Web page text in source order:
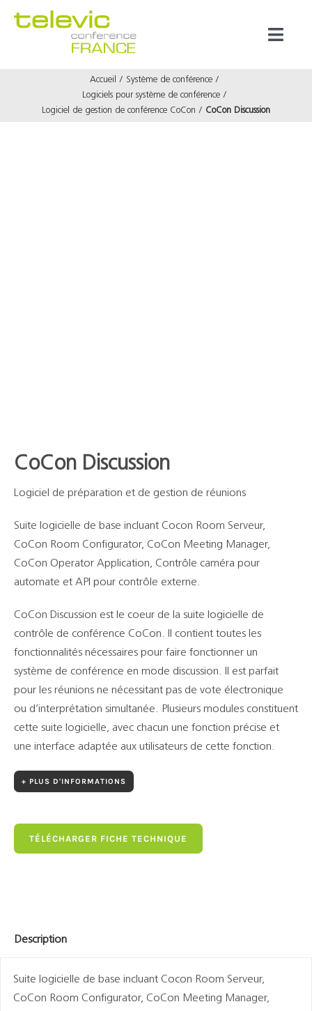
Accueil
Système de conférence
Logiciels pour système de conférence
Logiciel de gestion de conférence CoCon
CoCon Discussion
CoCon Discussion
Logiciel de préparation et de gestion de réunions
Suite logicielle de base incluant Cocon Room Serveur,
CoCon Room Configurator, CoCon Meeting Manager,
CoCon Operator Application, Contrôle caméra pour
automate et API pour contrôle externe.
CoCon Discussion est le coeur de la suite logicielle de
contrôle de conférence CoCon. Il contient toutes les
fonctionnalités nécessaires pour faire fonctionner un
système de conférence en mode discussion. Il est parfait
pour les réunions ne nécessitant pas de vote électronique
ou d’interprétation simultanée. Plusieurs modules constituent
cette suite logicielle, avec chacun une fonction précise et
une interface adaptée aux utilisateurs de cette fonction.
+ PLUS D'INFORMATIONS
TÉLÉCHARGER FICHE TECHNIQUE
Description
Suite logicielle de base incluant Cocon Room Serveur,
CoCon Room Configurator, CoCon Meeting Manager,